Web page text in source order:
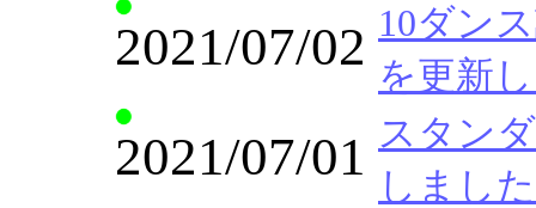
2021/07/02 10ダン
を更新
2021/07/01 スタン
しました